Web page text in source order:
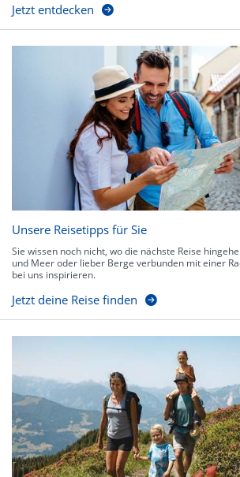
Jetzt entdecken
Unsere Reisetipps für Sie
Sie wissen noch nicht, wo die nächste Reise
und Meer oder lieber Berge verbunden mit einer
bei uns inspirieren.
Jetzt deine Reise finden